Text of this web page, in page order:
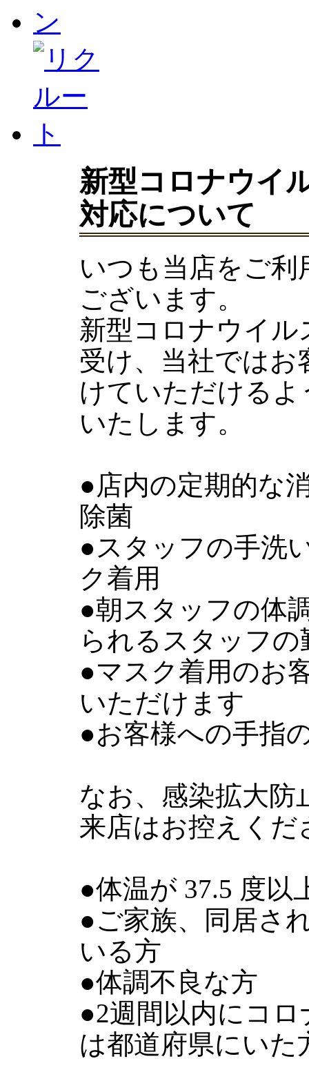
新型コロナウイ
対応について
いつも当店をご
ございます。
新型コロナウイル
受け、当社ではお
けていただける
いたします。
●店内の定期的な
除菌
●スタッフの手洗
ク着用
●朝スタッフの体
られるスタッフの
●マスク着用のお
いただけます
●お客様への手指
なお、感染拡大防
来店はお控えくだ
●体温が 37.5 度以
●ご家族、同居さ
いる方
●体調不良な方
●2週間以内にコ
は都道府県にいた